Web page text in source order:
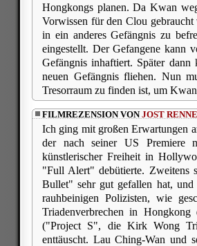
Hongkongs planen. Da Kwan
Vorwissen für den Clou
in ein anderes Gefängnis zu
eingestellt. Der Gefangene kann
Gefängnis inhaftiert. Später dann
neuen Gefängnis fliehen. Nun
Tresorraum zu finden ist, um
FILMREZENSION VONJOST
Ich ging mit großen Erwartungen
der nach seiner US Premiere
künstlerischer Freiheit in
"Full Alert" debütierte. Zweitens
Bullet" sehr gut gefallen hat, und
rauhbeinigen Polizisten, wie
Triadenverbrechen in
("Project S", die Kirk Wong
enttäuscht. Lau Ching-Wan und